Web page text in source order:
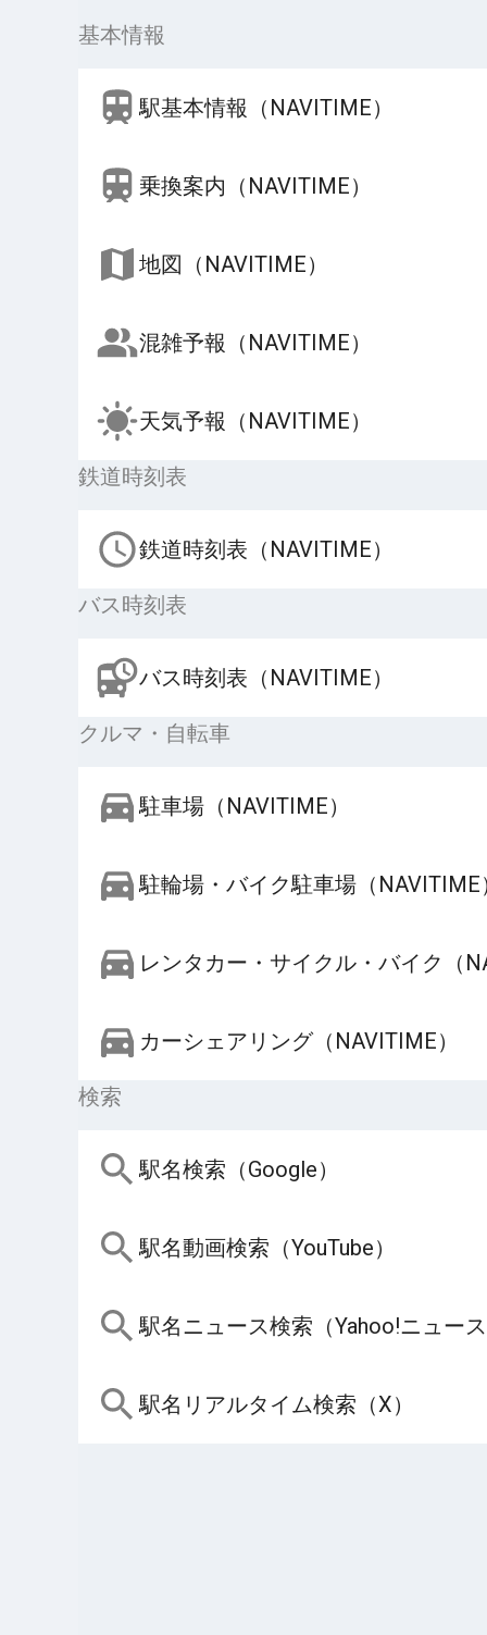
基本情報
駅基本情報（NAVITIME）
乗換案内（NAVITIME）
地図（NAVITIME）
混雑予報（NAVITIME）
天気予報（NAVITIME）
鉄道時刻表
鉄道時刻表（NAVITIME）
バス時刻表
バス時刻表（NAVITIME）
クルマ・自転車
駐車場（NAVITIME）
駐輪場・バイク駐車場（NAVITIME
レンタカー・サイクル・バイク（
カーシェアリング（NAVITIME）
検索
駅名検索（Google）
駅名動画検索（YouTube）
駅名ニュース検索（Yahoo!ニュー
駅名リアルタイム検索（X）